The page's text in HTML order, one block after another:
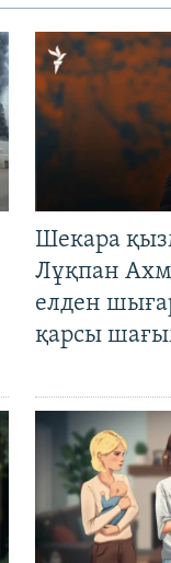
Шекара
Лұқпан
елден
қарсы